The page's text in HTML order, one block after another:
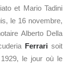
et Mario Tadini
le 16 novembre,
Alberto Della
Ferrari soit
le jour où le